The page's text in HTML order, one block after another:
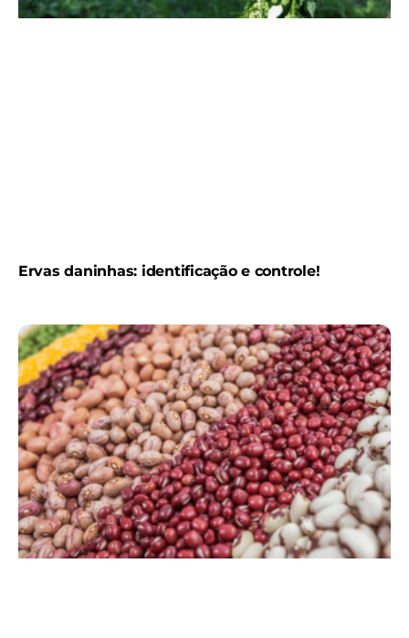
Ervas daninhas: identificação e controle!